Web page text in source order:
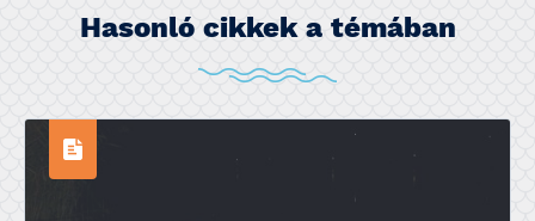
Hasonló cikkek a témában